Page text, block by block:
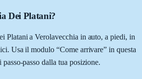
Dei Platani?
Platani a Verolavecchia in auto, a piedi, in
Usa il modulo “Come arrivare” in questa
passo dalla tua posizione.